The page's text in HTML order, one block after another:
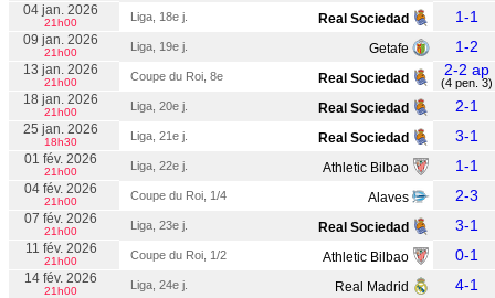
04 jan. 2026
21h00 Liga, 18e j. Real Sociedad 1-1
09 jan. 2026
21h00 Liga, 19e j. Getafe 1-2
13 jan. 2026
21h00 Coupe du Roi, 8e Real Sociedad 2-2 ap
(4 pen. 3)
18 jan. 2026
21h00 Liga, 20e j. Real Sociedad 2-1
25 jan. 2026
18h30 Liga, 21e j. Real Sociedad 3-1
01 fév. 2026
21h00 Liga, 22e j. Athletic Bilbao 1-1
04 fév. 2026
21h00 Coupe du Roi, 1/4 Alaves 2-3
07 fév. 2026
21h00 Liga, 23e j. Real Sociedad 3-1
11 fév. 2026
21h00 Coupe du Roi, 1/2 Athletic Bilbao 0-1
14 fév. 2026
21h00 Liga, 24e j. Real Madrid 4-1